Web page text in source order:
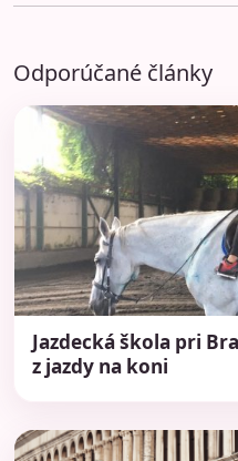
Odporúčané články
Jazdecká škola pri
z jazdy na koni